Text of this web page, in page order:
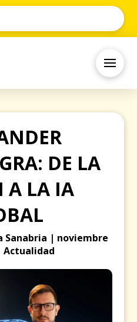
DE LA
A LA IA
Sanabria | noviembre
Actualidad